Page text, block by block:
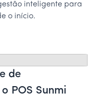
inteligente para
o início.
de
POS Sunmi